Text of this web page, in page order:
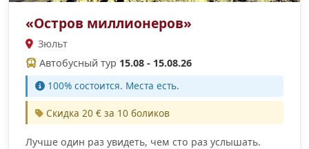
«Остров миллионеров»
Зюльт
Автобусный тур 15.08 - 15.08.26
100% cостоится. Места есть.
Скидка 20 € за 10 боликов
Лучше один раз увидеть, чем сто раз услышать.